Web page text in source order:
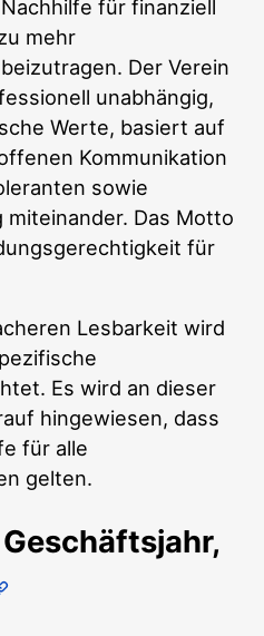
für finanziell
mehr
Der Verein
unabhängig,
Werte, basiert auf
Kommunikation
sowie
Das Motto
für
Lesbarkeit wird
Es wird an dieser
hingewiesen, dass
für alle
gelten.
Geschäftsjahr,